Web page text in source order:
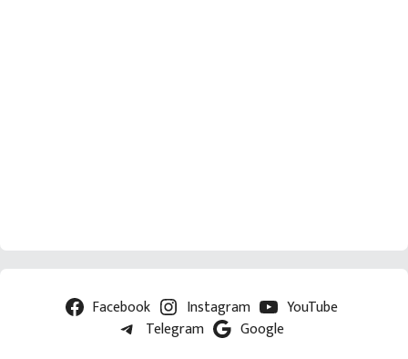
Facebook Instagram
YouTube
Telegram
Google